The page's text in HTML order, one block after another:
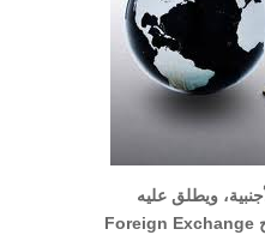
ويطلق عليه
لفظ Forex أو FX اختصارًا للمصطلح Foreign Exchange